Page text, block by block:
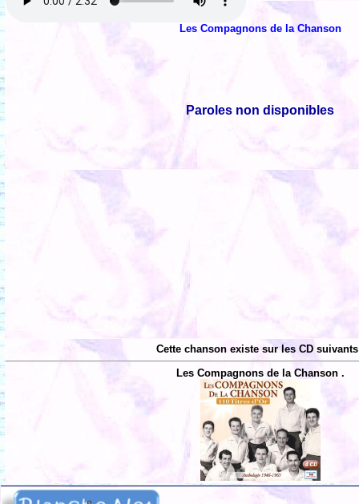
Les Compagnons de la Chanson
Paroles non disponibles
Cette chanson existe sur les CD
Les Compagnons de la Chanson .